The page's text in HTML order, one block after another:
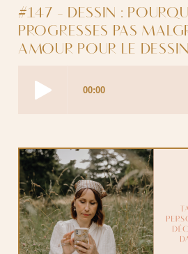
#147 - DESSIN :
PROGRESSES PAS
AMOUR POUR LE